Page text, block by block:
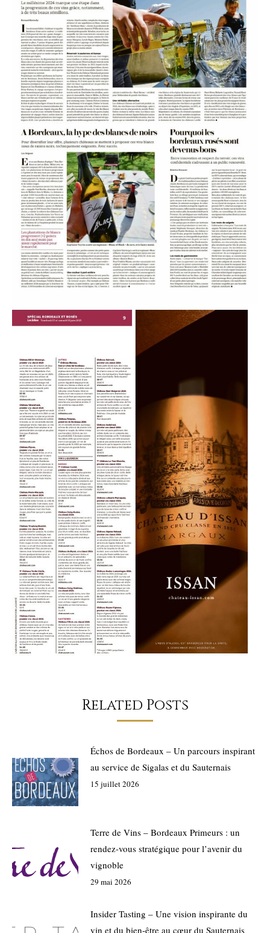
Related Posts
Échos de Bordeaux – Un parcours inspirant
au service de Sigalas et du Sauternais
15 juillet 2026
Terre de Vins – Bordeaux Primeurs : un
rendez-vous stratégique pour l’avenir du
vignoble
29 mai 2026
Insider Tasting – Une vision inspirante du
vin et du bien-être au cœur du Sauternais